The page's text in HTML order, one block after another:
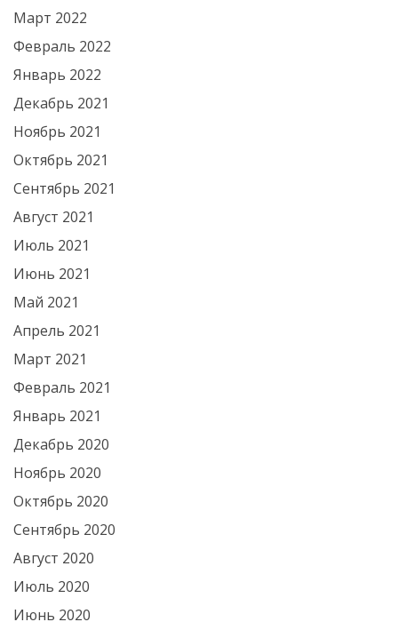
Март 2022
Февраль 2022
Январь 2022
Декабрь 2021
Ноябрь 2021
Октябрь 2021
Сентябрь 2021
Август 2021
Июль 2021
Июнь 2021
Май 2021
Апрель 2021
Март 2021
Февраль 2021
Январь 2021
Декабрь 2020
Ноябрь 2020
Октябрь 2020
Сентябрь 2020
Август 2020
Июль 2020
Июнь 2020